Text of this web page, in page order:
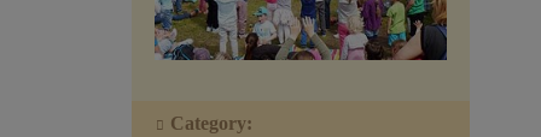
Veranstaltungen
Category: